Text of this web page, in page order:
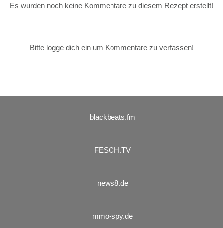
Es wurden noch keine Kommentare zu diesem Rezept erstellt!
Bitte logge dich ein um Kommentare zu verfassen!
blackbeats.fm
FESCH.TV
news8.de
mmo-spy.de